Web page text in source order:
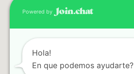
2
Powered by
Hola!
En que podemos ayudarte?